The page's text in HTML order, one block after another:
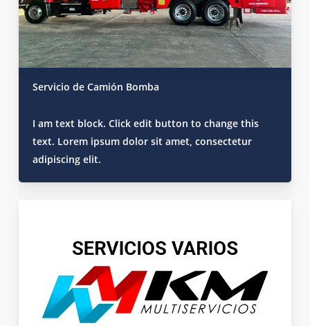
Servicio de Camión Bomba
I am text block. Click edit button to change this
text. Lorem ipsum dolor sit amet, consectetur
adipiscing elit.